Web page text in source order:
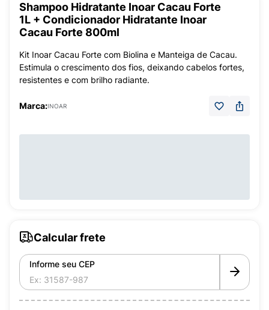
Shampoo Hidratante Inoar Cacau Forte
1L + Condicionador Hidratante Inoar
Cacau Forte 800ml
Kit Inoar Cacau Forte com Biolina e Manteiga de Cacau.
Estimula o crescimento dos fios, deixando cabelos fortes,
resistentes e com brilho radiante.
Marca:INOAR
Calcular frete
Informe seu CEP